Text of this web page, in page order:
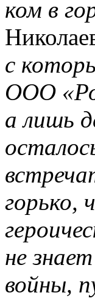
ком в
с
ООО
а лишь
горько,
не
войны,